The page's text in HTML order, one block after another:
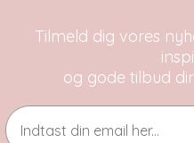
Tilmeld dig vores
og gode tilbud
Email